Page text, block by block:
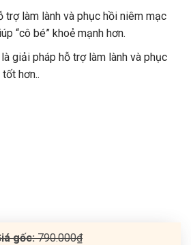
trợ làm lành và phục hồi niêm mạc
“cô bé” khoẻ mạnh hơn.
giải pháp hỗ trợ làm lành và phục
hơn..
gốc: 790.000₫